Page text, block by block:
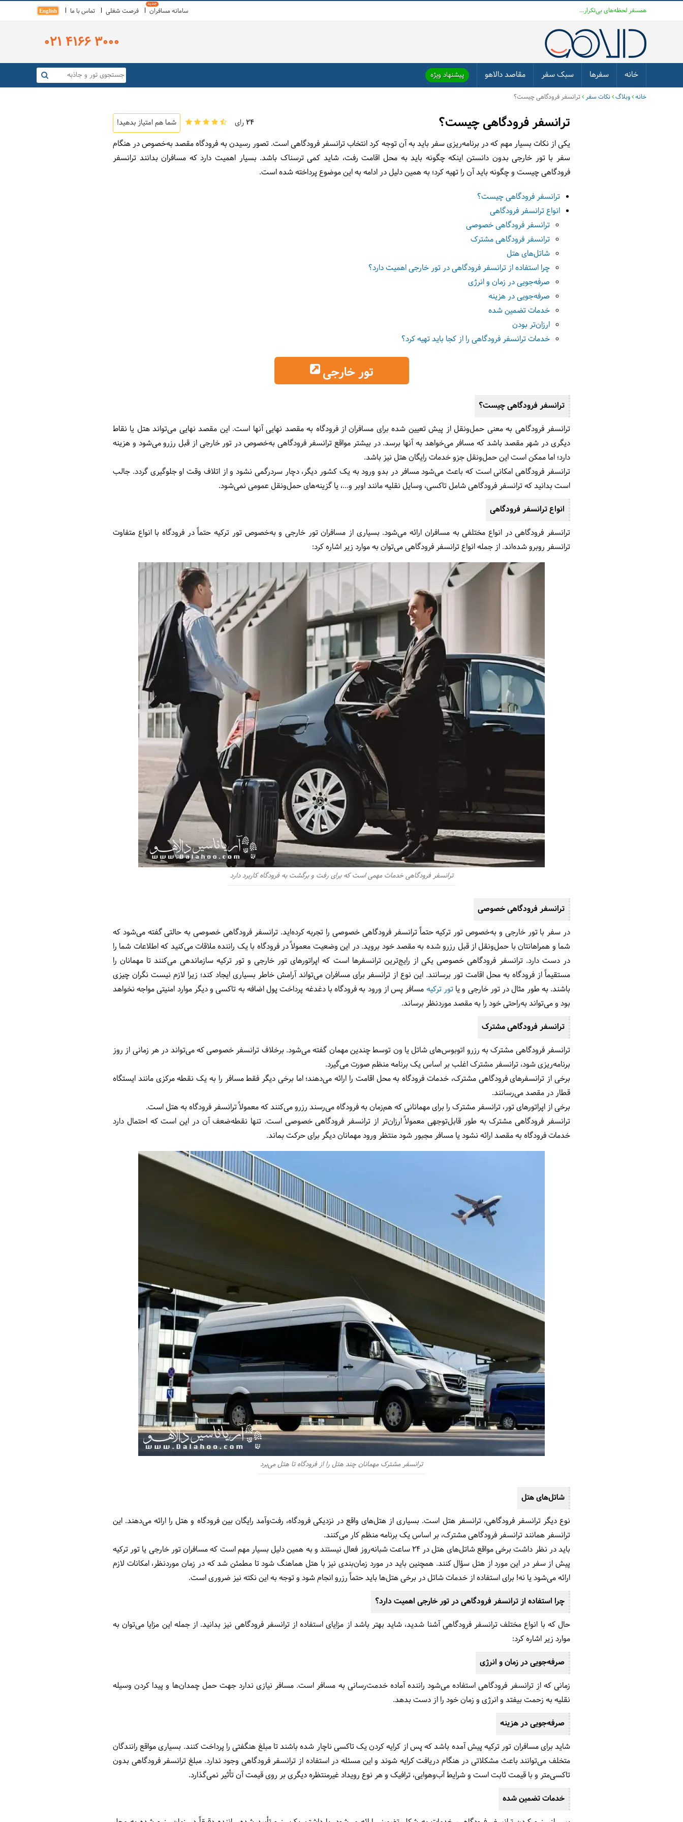
همسفر لحظه‌های بی‌تکرار... سامانه مسافران فرصت شغلی تماس با ما English
021 4166 3000
خانه سفرها سبک سفر مقاصد دالاهو پیشنهاد ویژه
خانه وبلاگ نکات سفر ترانسفر فرودگاهی چیست؟
ترانسفر فرودگاهی چیست؟ 24رای شما هم امتیاز بدهید!
یکی از نکات بسیار مهم که در برنامه‌ریزی سفر باید به آن توجه کرد انتخاب ترانسفر فرودگاهی است. تصور رسیدن به فرودگاه مقصد به‌خصوص در هنگام
سفر با تور خارجی بدون دانستن اینکه چگونه باید به محل اقامت رفت، شاید کمی ترسناک باشد. بسیار اهمیت دارد که مسافران بدانند ترانسفر
فرودگاهی چیست و چگونه باید آن را تهیه کرد؛ به همین دلیل در ادامه به این موضوع پرداخته شده است.
ترانسفر فرودگاهی چیست؟
انواع ترانسفر فرودگاهی
ترانسفر فرودگاهی خصوصی
ترانسفر فرودگاهی مشترک
شاتل‌های هتل
چرا استفاده از ترانسفر فرودگاهی در تور خارجی اهمیت دارد؟
صرفه‌جویی در زمان و انرژی
صرفه‌جویی در هزینه
خدمات تضمین شده
ارزان‌تر بودن
خدمات ترانسفر فرودگاهی را از کجا باید تهیه کرد؟
تور خارجی
ترانسفر فرودگاهی چیست؟
ترانسفر فرودگاهی به معنی حمل‌ونقل از پیش تعیین شده برای مسافران از فرودگاه به مقصد نهایی آنها است. این مقصد نهایی می‌تواند هتل یا نقاط
دیگری در شهر مقصد باشد که مسافر می‌خواهد به آنها برسد. در بیشتر مواقع ترانسفر فرودگاهی به‌خصوص در تور خارجی از قبل رزرو می‌شود و هزینه
دارد؛ اما ممکن است این حمل‌ونقل جزو خدمات رایگان هتل نیز باشد.
ترانسفر فرودگاهی امکانی است که باعث می‌شود مسافر در بدو ورود به یک کشور دیگر، دچار سردرگمی نشود و از اتلاف وقت او جلوگیری گردد. جالب
است بدانید که ترانسفر فرودگاهی شامل تاکسی، وسایل نقلیه مانند اوبر و...، یا گزینه‌های حمل‌ونقل عمومی نمی‌شود.
انواع ترانسفر فرودگاهی
ترانسفر فرودگاهی در انواع مختلفی به مسافران ارائه می‌شود. بسیاری از مسافران تور خارجی و به‌خصوص تور ترکیه حتماً در فرودگاه با انواع متفاوت
ترانسفر روبرو شده‌اند. از جمله انواع ترانسفر فرودگاهی می‌توان به موارد زیر اشاره کرد:
ترانسفر فرودگاهی خدمات مهمی است که برای رفت و برگشت به فرودگاه کاربرد دارد
ترانسفر فرودگاهی خصوصی
در سفر با تور خارجی و به‌خصوص تور ترکیه حتماً ترانسفر فرودگاهی خصوصی را تجربه کرده‌اید. ترانسفر فرودگاهی خصوصی به حالتی گفته می‌شود که
شما و همراهانتان با حمل‌ونقل از قبل رزرو شده به مقصد خود بروید. در این وضعیت معمولاً در فرودگاه با یک راننده ملاقات می‌کنید که اطلاعات شما را
در دست دارد. ترانسفر فرودگاهی خصوصی یکی از رایج‌ترین ترانسفرها است که اپراتورهای تور خارجی و تور ترکیه سازماندهی می‌کنند تا مهمانان را
مستقیماً از فرودگاه به محل اقامت تور برسانند. این نوع از ترانسفر برای مسافران می‌تواند آرامش خاطر بسیاری ایجاد کند؛ زیرا لازم نیست نگران چیزی
باشند. به طور مثال در تور خارجی و یاتور ترکیه مسافر پس از ورود به فرودگاه با دغدغه پرداخت پول اضافه به تاکسی و دیگر موارد امنیتی مواجه نخواهد
بود و می‌تواند به‌راحتی خود را به مقصد موردنظر برساند.
ترانسفر فرودگاهی مشترک
ترانسفر فرودگاهی مشترک به رزرو اتوبوس‌های شاتل یا ون توسط چندین مهمان گفته می‌شود. برخلاف ترانسفر خصوصی که می‌تواند در هر زمانی از روز
برنامه‌ریزی شود، ترانسفر مشترک اغلب بر اساس یک برنامه منظم صورت می‌گیرد.
برخی از ترانسفرهای فرودگاهی مشترک، خدمات فرودگاه به محل اقامت را ارائه می‌دهند؛ اما برخی دیگر فقط مسافر را به یک نقطه مرکزی مانند ایستگاه
قطار در مقصد می‌رسانند.
برخی از اپراتورهای تور، ترانسفر مشترک را برای مهمانانی که هم‌زمان به فرودگاه می‌رسند رزرو می‌کنند که معمولاً ترانسفر فرودگاه به هتل است.
ترانسفر فرودگاهی مشترک به طور قابل‌توجهی معمولاً ارزان‌تر از ترانسفر فرودگاهی خصوصی است. تنها نقطه‌ضعف آن در این است که احتمال دارد
خدمات فرودگاه به مقصد ارائه نشود یا مسافر مجبور شود منتظر ورود مهمانان دیگر برای حرکت بماند.
ترانسفر مشترک مهمانان چند هتل را از فرودگاه تا هتل می‌برد
شاتل‌های هتل
نوع دیگر ترانسفر فرودگاهی، ترانسفر هتل است. بسیاری از هتل‌های واقع در نزدیکی فرودگاه، رفت‌وآمد رایگان بین فرودگاه و هتل را ارائه می‌دهند. این
ترانسفر همانند ترانسفر فرودگاهی مشترک، بر اساس یک برنامه منظم کار می‌کنند.
باید در نظر داشت برخی مواقع شاتل‌های هتل در ۲۴ ساعت شبانه‌روز فعال نیستند و به همین دلیل بسیار مهم است که مسافران تور خارجی یا تور ترکیه
پیش از سفر در این مورد از هتل سؤال کنند. همچنین باید در مورد زمان‌بندی نیز با هتل هماهنگ شود تا مطمئن شد که در زمان موردنظر، امکانات لازم
ارائه می‌شود یا نه! برای استفاده از خدمات شاتل در برخی هتل‌ها باید حتماً رزرو انجام شود و توجه به این نکته نیز ضروری است.
چرا استفاده از ترانسفر فرودگاهی در تور خارجی اهمیت دارد؟
حال که با انواع مختلف ترانسفر فرودگاهی آشنا شدید، شاید بهتر باشد از مزایای استفاده از ترانسفر فرودگاهی نیز بدانید. از جمله این مزایا می‌توان به
موارد زیر اشاره کرد:
صرفه‌جویی در زمان و انرژی
زمانی که از ترانسفر فرودگاهی استفاده می‌شود راننده آماده خدمت‌رسانی به مسافر است. مسافر نیازی ندارد جهت حمل چمدان‌ها و پیدا کردن وسیله
نقلیه به زحمت بیفتد و انرژی و زمان خود را از دست بدهد.
صرفه‌جویی در هزینه
شاید برای مسافران تور ترکیه پیش آمده باشد که پس از کرایه کردن یک تاکسی ناچار شده باشند تا مبلغ هنگفتی را پرداخت کنند. بسیاری مواقع رانندگان
متخلف می‌توانند باعث مشکلاتی در هنگام دریافت کرایه شوند و این مسئله در استفاده از ترانسفر فرودگاهی وجود ندارد. مبلغ ترانسفر فرودگاهی بدون
تاکسی‌متر و با قیمت ثابت است و شرایط آب‌وهوایی، ترافیک و هر نوع رویداد غیرمنتظره دیگری بر روی قیمت آن تأثیر نمی‌گذارد.
خدمات تضمین شده